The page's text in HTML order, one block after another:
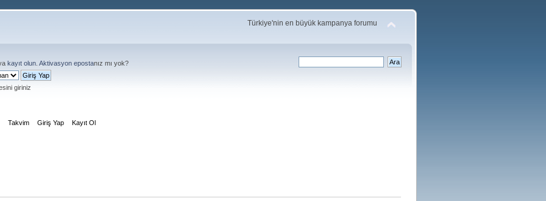
Türkiye'nin en büyük kampanya forumu
kayıt olun Aktivasyon epostanız mı yok?
giriniz
Takvim Giriş Yap Kayıt Ol